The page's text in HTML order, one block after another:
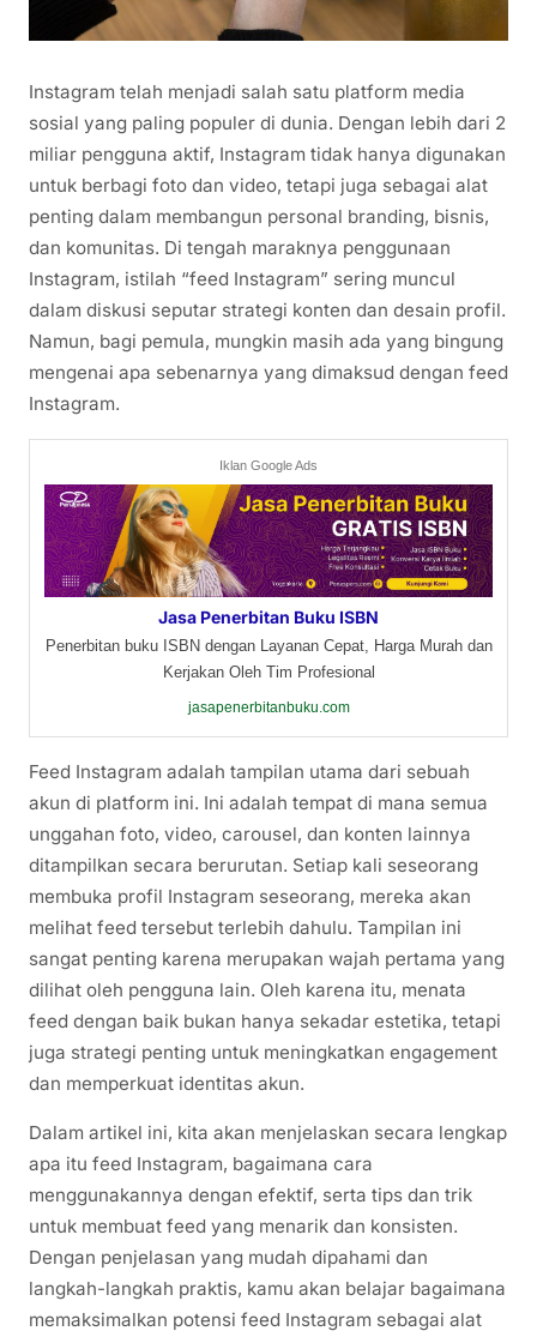
Instagram telah menjadi salah satu platform media
sosial yang paling populer di dunia. Dengan lebih dari 2
miliar pengguna aktif, Instagram tidak hanya digunakan
untuk berbagi foto dan video, tetapi juga sebagai alat
penting dalam membangun personal branding, bisnis,
dan komunitas. Di tengah maraknya penggunaan
Instagram, istilah “feed Instagram” sering muncul
dalam diskusi seputar strategi konten dan desain profil.
Namun, bagi pemula, mungkin masih ada yang bingung
mengenai apa sebenarnya yang dimaksud dengan feed
Instagram.
Iklan Google Ads
Jasa Penerbitan Buku ISBN
Penerbitan buku ISBN dengan Layanan Cepat, Harga Murah dan
Kerjakan Oleh Tim Profesional
jasapenerbitanbuku.com
Feed Instagram adalah tampilan utama dari sebuah
akun di platform ini. Ini adalah tempat di mana semua
unggahan foto, video, carousel, dan konten lainnya
ditampilkan secara berurutan. Setiap kali seseorang
membuka profil Instagram seseorang, mereka akan
melihat feed tersebut terlebih dahulu. Tampilan ini
sangat penting karena merupakan wajah pertama yang
dilihat oleh pengguna lain. Oleh karena itu, menata
feed dengan baik bukan hanya sekadar estetika, tetapi
juga strategi penting untuk meningkatkan engagement
dan memperkuat identitas akun.
Dalam artikel ini, kita akan menjelaskan secara lengkap
apa itu feed Instagram, bagaimana cara
menggunakannya dengan efektif, serta tips dan trik
untuk membuat feed yang menarik dan konsisten.
Dengan penjelasan yang mudah dipahami dan
langkah-langkah praktis, kamu akan belajar bagaimana
memaksimalkan potensi feed Instagram sebagai alat